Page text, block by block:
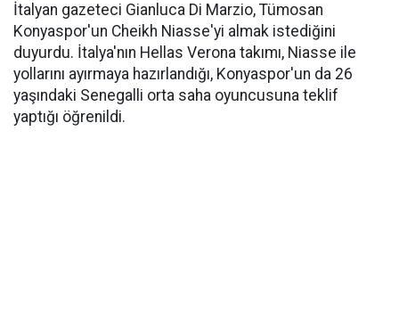
İtalyan gazeteci Gianluca Di Marzio, Tümosan
Konyaspor'un Cheikh Niasse'yi almak istediğini
duyurdu. İtalya'nın Hellas Verona takımı, Niasse ile
yollarını ayırmaya hazırlandığı, Konyaspor'un da 26
yaşındaki Senegalli orta saha oyuncusuna teklif
yaptığı öğrenildi.